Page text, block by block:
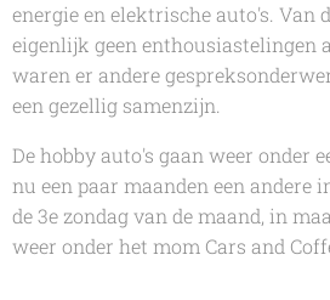
energie en elektrische auto's. Van
eigenlijk geen enthousiastelingen
waren er andere
een gezellig samenzijn.
De hobby auto's gaan weer onder
nu een paar maanden een andere
de 3e zondag van de maand, in
weer onder het mom Cars and